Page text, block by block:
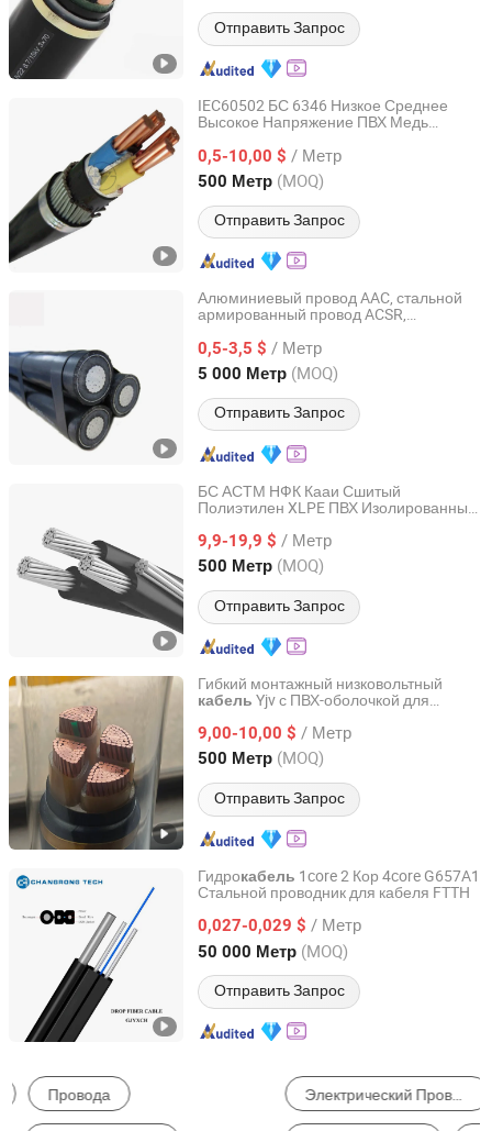
Отправить Запрос
IEC60502 БС 6346 Низкое Среднее
Высокое Напряжение ПВХ Медь
Изолированный Энергетический
Электрический Кабель Электрический
Провода Кабель
0,5-10,00 $ / Метр
500 Метр (MOQ)
Отправить Запрос
Henan Jinshui Cable Group Co., Ltd.
Henan, China с 2007
Алюминиевый провод AAC, стальной
армированный провод ACSR,
изолированныйкабель
изолированныйкабель
воздушныйкабельАБК, overhead
кабель, электрический провод
0,5-3,5 $ / Метр
5 000 Метр (MOQ)
Отправить Запрос
Henan Jinshui Cable Group Co., Ltd.
Henan, China с 2007
БС АСТМ НФК Кааи Сшитый
Полиэтилен XLPE ПВХ Изолированный
Сервисный Кабель Электрический
Провод Электрический Кабель
9,9-19,9 $ / Метр
500 Метр (MOQ)
Отправить Запрос
Henan Jinshui Cable Group Co., Ltd.
Henan, China с 2007
Гибкий монтажный низковольтный
кабель Yjv с ПВХ-оболочкой для
XLPE
9,00-10,00 $ / Метр
500 Метр (MOQ)
Отправить Запрос
Qinghai Xinbang Cable Co., Ltd.
Qinghai, China с 2025
Гидрокабель 1core 2 Кор 4core G657A1
Стальной проводник для кабеля FTTH
0,027-0,029 $ / Метр
50 000 Метр (MOQ)
Отправить Запрос
Anhui Changrong Optical Fiber & Cable Technology Co.,
Ltd.
Anhui, China с 2023
Силовой Кабель